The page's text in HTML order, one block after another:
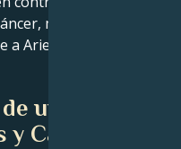
mientras que el
Aries una base más
una
Cáncer